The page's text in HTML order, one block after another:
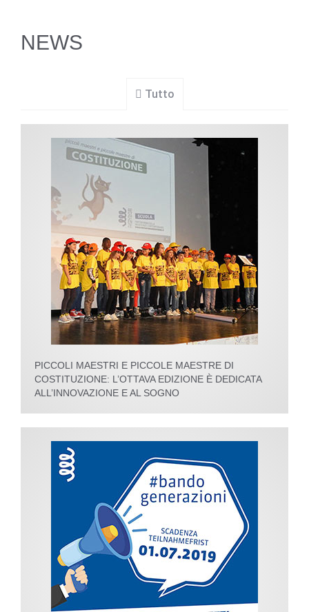
NEWS
Tutto
PICCOLI MAESTRI E PICCOLE MAESTRE DI
COSTITUZIONE: L’OTTAVA EDIZIONE È DEDICATA
ALL’INNOVAZIONE E AL SOGNO